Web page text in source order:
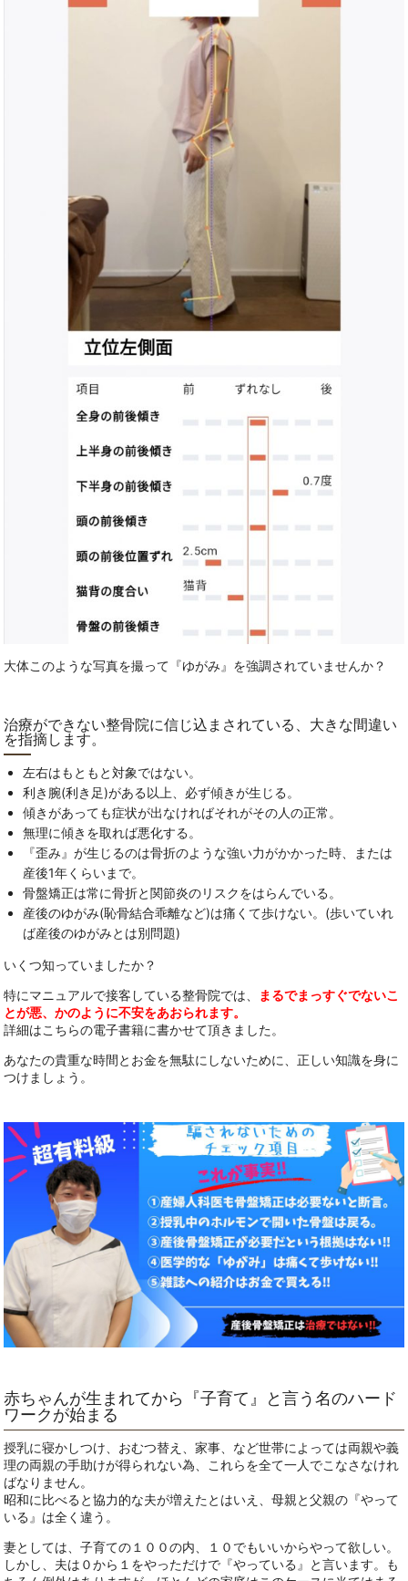
大体このような写真を撮って『ゆがみ』を強調されていませんか？
治療ができない整骨院に信じ込まされている、大きな間違い
を指摘します。
左右はもともと対象ではない。
利き腕(利き足)がある以上、必ず傾きが生じる。
傾きがあっても症状が出なければそれがその人の正常。
無理に傾きを取れば悪化する。
『歪み』が生じるのは骨折のような強い力がかかった時、または
産後1年くらいまで。
骨盤矯正は常に骨折と関節炎のリスクをはらんでいる。
産後のゆがみ(恥骨結合乖離など)は痛くて歩けない。(歩いていれ
ば産後のゆがみとは別問題)
いくつ知っていましたか？
特にマニュアルで接客している整骨院では、
まるでまっすぐでないこ
とが悪、かのように不安をあおられます。
詳細はこちらの電子書籍に書かせて頂きました。
あなたの貴重な時間とお金を無駄にしないために、正しい知識を身に
つけましょう。
赤ちゃんが生まれてから『子育て』と言う名のハード
ワークが始まる
授乳に寝かしつけ、おむつ替え、家事、など世帯によっては両親や義
理の両親の手助けが得られない為、これらを全て一人でこなさなけれ
ばなりません。
昭和に比べると協力的な夫が増えたとはいえ、母親と父親の『やって
いる』は全く違う。
妻としては、子育ての１００の内、１０でもいいからやって欲しい。
しかし、夫は０から１をやっただけで『やっている』と言います。も